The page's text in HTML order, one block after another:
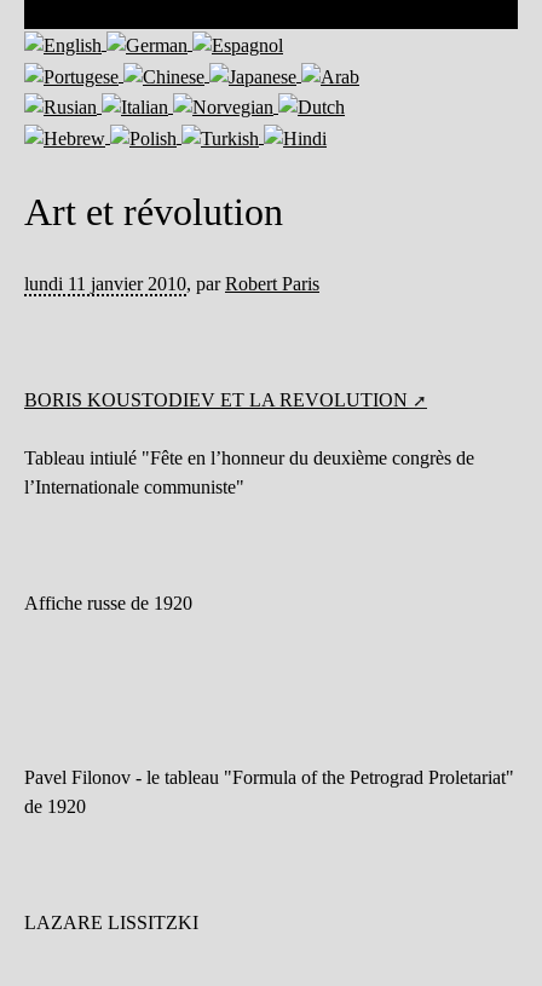
Art et révolution
lundi 11 janvier 2010, parRobert Paris
BORIS KOUSTODIEV ET LA REVOLUTION
Tableau intiulé "Fête en l’honneur du deuxième congrès de
l’Internationale communiste"
Affiche russe de 1920
Pavel Filonov - le tableau "Formula of the Petrograd Proletariat"
de 1920
LAZARE LISSITZKI